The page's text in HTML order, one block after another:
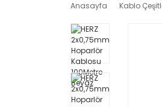
Anasayfa Kablo